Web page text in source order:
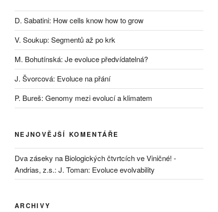
D. Sabatini: How cells know how to grow
V. Soukup: Segmentů až po krk
M. Bohutínská: Je evoluce předvídatelná?
J. Švorcová: Evoluce na přání
P. Bureš: Genomy mezi evolucí a klimatem
NEJNOVĚJŠÍ KOMENTÁŘE
Dva záseky na Biologických čtvrtcích ve Viničné! -
Andrias, z.s.: J. Toman: Evoluce evolvability
ARCHIVY